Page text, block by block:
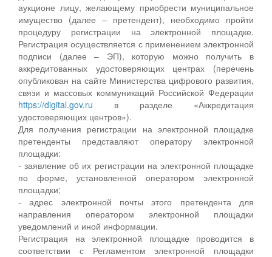
аукционе лицу, желающему приобрести муниципальное
имущество (далее – претендент), необходимо пройти
процедуру регистрации на электронной площадке.
Регистрация осуществляется с применением электронной
подписи (далее – ЭП), которую можно получить в
аккредитованных удостоверяющих центрах (перечень
опубликован на сайте Министерства цифрового развития,
связи и массовых коммуникаций Российской Федерации
https://digital.gov.ru в разделе «Аккредитация
удостоверяющих центров»).
Для получения регистрации на электронной площадке
претенденты представляют оператору электронной
площадки:
- заявление об их регистрации на электронной площадке
по форме, установленной оператором электронной
площадки;
- адрес электронной почты этого претендента для
направления оператором электронной площадки
уведомлений и иной информации.
Регистрация на электронной площадке проводится в
соответствии с Регламентом электронной площадки